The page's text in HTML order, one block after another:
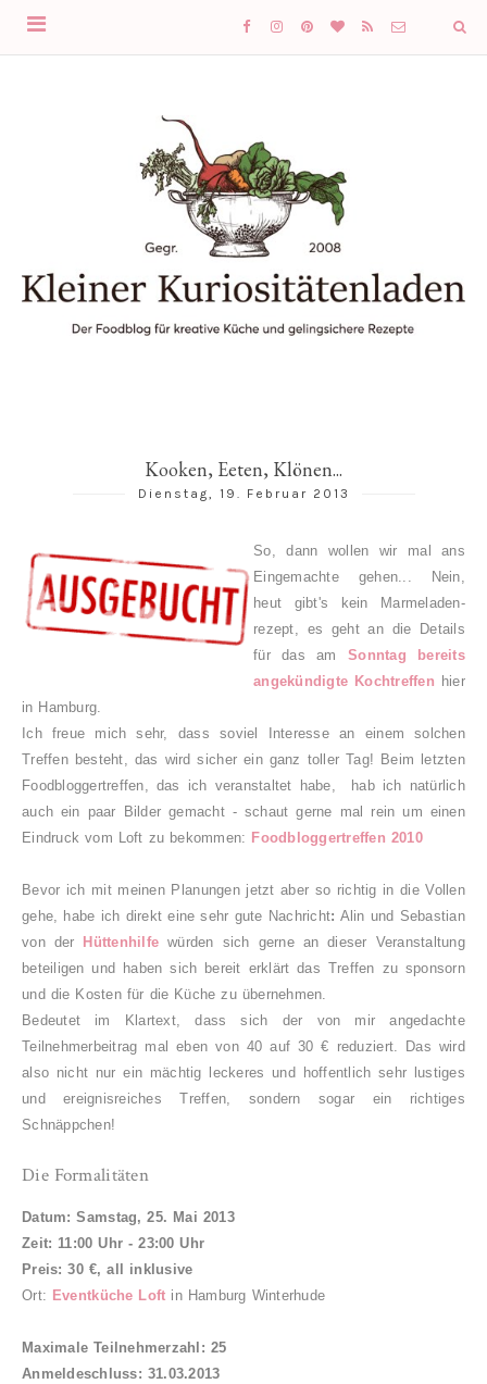
Kooken, Eeten, Klönen...
Dienstag, 19. Februar 2013
So, dann wollen wir mal ans
Eingemachte gehen... Nein,
heut gibt's
kein Marmeladen-
rezept, es geht an die Details
für das amSonntag bereits
angekündigte Kochtreffen hier
in Hamburg.
Ich freue mich sehr, dass soviel Interesse an einem solchen
Treffen besteht, das wird sicher ein ganz toller Tag! Beim letzten
Foodbloggertreffen, das ich veranstaltet habe, hab ich natürlich
auch ein paar Bilder gemacht- schaut gerne mal rein um einen
Eindruck vom Loft zu bekommen: Foodbloggertreffen 2010
Bevor ich mit meinen Planungen jetzt aber so richtig in die Vollen
gehe, habe ich direkt eine sehr gute Nachricht: Alin und Sebastian
von der
Hüttenhilfe würden sich gerne an dieser Veranstaltung
beteiligen und
haben sich bereit erklärt das Treffen zu sponsorn
und die Kosten für die Küche zu übernehmen.
Bedeutet im Klartext, dass sich der von mir angedachte
Teilnehmerbeitrag mal eben von 40 auf 30 € reduziert. Das wird
also nicht nur ein mächtig leckeres und hoffentlich sehr lustiges
und ereignisreiches Treffen, sondern sogar ein richtiges
Schnäppchen!
Die Formalitäten
Datum: Samstag, 25. Mai 2013
Zeit: 11:00 Uhr - 23:00 Uhr
Preis:30 €, all inklusive
Ort: Eventküche Loft in Hamburg Winterhude
Maximale Teilnehmerzahl: 25
Anmeldeschluss: 31.03.2013